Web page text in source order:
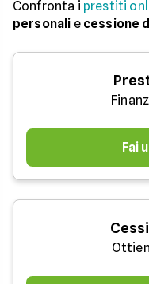
Confronta i prestiti
personali e cessione
Fai